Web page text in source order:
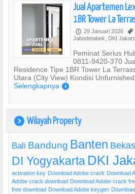
Jual Apartemen
1BR Tower La
P 29 Januari 2026 ,
Jabodetabek, DKI
Peminat Serius
0811-9420-370
Residence Tipe 1BR Tower La
Utara (City View) Kondisi
Selengkapnya )
) Wilayah Property
Bali Bandung Banten
DI Yogyakarta DKI
activation key Download Adobe crack Download
Adobe crack download Download Adobe crack
free download Download Adobe keygen